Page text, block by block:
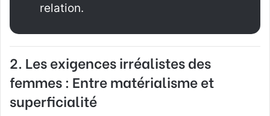
relation.
2. Les exigences irréalistes des
femmes : Entre matérialisme et
superficialité